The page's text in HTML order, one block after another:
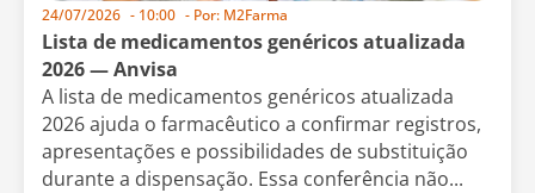
24/07/2026 - 10:00 - Por: M2Farma
Lista de medicamentos genéricos atualizada
2026 — Anvisa
A lista de medicamentos genéricos atualizada
2026 ajuda o farmacêutico a confirmar registros,
apresentações e possibilidades de substituição
durante a dispensação. Essa conferência não...